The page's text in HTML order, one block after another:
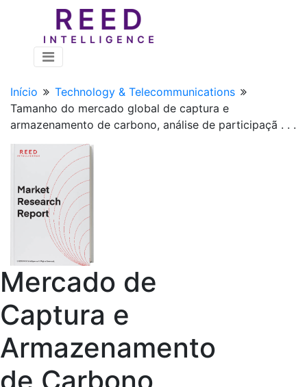
Início
Technology & Telecommunications
Tamanho do mercado global de captura e
armazenamento de carbono, análise de participaçã . . .
Mercado de
Captura e
Armazenamento